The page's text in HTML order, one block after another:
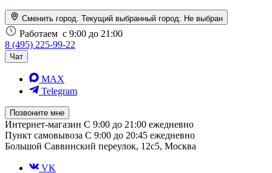
Сменить город. Текущий выбранный город: Не выбран
Работаем с 9:00 до 21:00
8 (495) 225-99-22
Чат
MAX
Telegram
Позвоните мне
Интернет-магазин С 9:00 до 21:00 ежедневно
Пункт самовывоза С 9:00 до 20:45 ежедневно
Большой Саввинский переулок, 12с5, Москва
VK